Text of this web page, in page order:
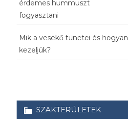
érdemes hummuszt
fogyasztani
Mik a vesekő tünetei és hogyan
kezeljük?
SZAKTERÜLETEK